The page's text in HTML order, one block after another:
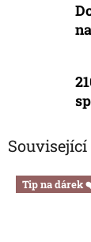
Tip na dárek